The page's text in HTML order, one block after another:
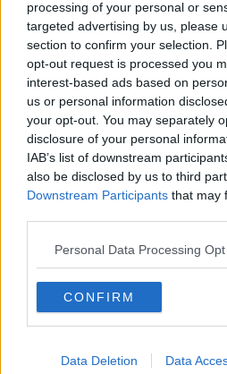
processing of your personal or
targeted advertising by us, please
section to confirm your selection.
opt-out request is processed you
interest-based ads based on
us or personal information
your opt-out. You may separately
disclosure of your personal
IAB’s list of downstream
also be disclosed by us to third
Downstream Participants that may
Personal Data Processing
CONFIRM
Data Deletion Data
Cipro, un ponte dove si mischiano
Una vigilia di Natale per un nuovo
La questione israelo-palestinese
Erdogan continua a sfidare
Libano, collasso economico e
Johnson, da Trump a Biden alla
L'AUKUS e il Quad
Biden, primo presidente USA non
Papa Bergoglio vedrà Viktor Orbán
Bennet, un giorno in attesa di
Il ritorno dei talebani
​La lenta agonia del Libano
Sudafrica, è allarme alimentare
Usa di nuovo al centro della
L’appuntamento di Israele con il
La farsa delle elezioni in Siria
In Medioriente non ci sono favole,
Biden chiama ma Netanyahu non
Niente di nuovo in Medioriente
Biden nuovo alleato armeno